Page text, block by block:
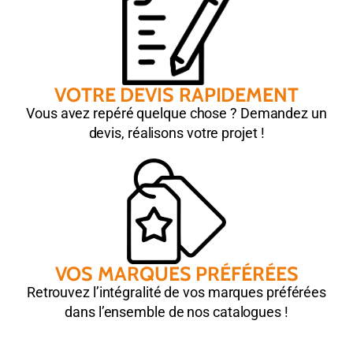
VOTRE DEVIS RAPIDEMENT
Vous avez repéré quelque chose ? Demandez un
devis, réalisons votre projet !
VOS MARQUES PRÉFÉRÉES
Retrouvez l’intégralité de vos marques préférées
dans l’ensemble de nos catalogues !